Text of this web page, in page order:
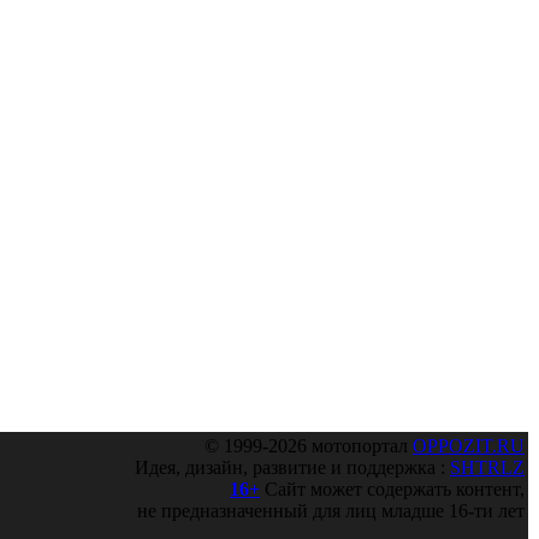
© 1999-2026 мотопортал OPPOZIT.RU
Идея, дизайн, развитие и поддержка : SHTRLZ
16+ Сайт может содержать контент,
не предназначенный для лиц младше 16-ти лет